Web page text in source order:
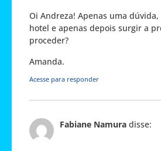
Oi Andreza! Apenas uma
hotel e apenas depois surgir a
proceder?
Amanda.
Acesse para responder
Fabiane Namura disse: